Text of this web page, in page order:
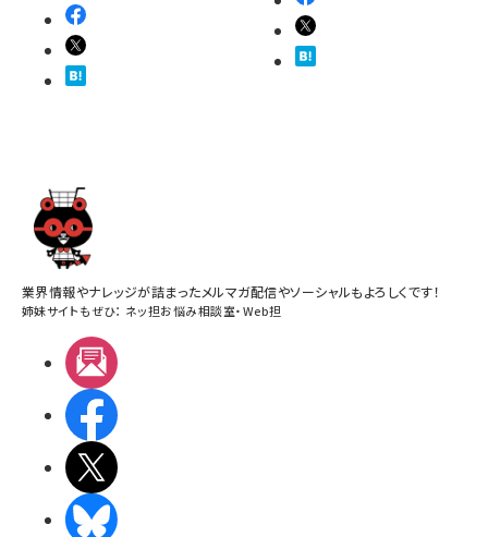
業界情報やナレッジが詰まったメルマガ配信やソーシャルもよろしくです！
姉妹サイトもぜひ： ネッ担お悩み相談室・Web担